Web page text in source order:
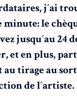
j´ai
le
jusqu´au 24
et en plus,
tirage au
de l´artiste.